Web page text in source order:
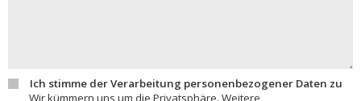
Ich stimme der Verarbeitung personenbezogener Daten zu
Wir kümmern uns um die Privatsphäre. Weitere